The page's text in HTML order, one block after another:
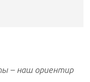
– наш ориентир